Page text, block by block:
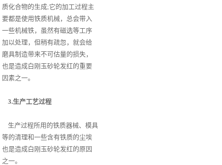
质化合物的生成;它的加工过程主
要都是使用铁质机械，总会带入
一些机械铁，虽然有磁选等工序
加以处理，但稍有疏忽，就会给
磨具制造带来不可估量的损失，
也是造成白刚玉砂轮发红的重要
因素之一。
3.生产工艺过程
生产过程所用的铁质器械、模具
等的清理和一些含有铁质的尘埃
也是造成白刚玉砂轮发红的原因
之一。